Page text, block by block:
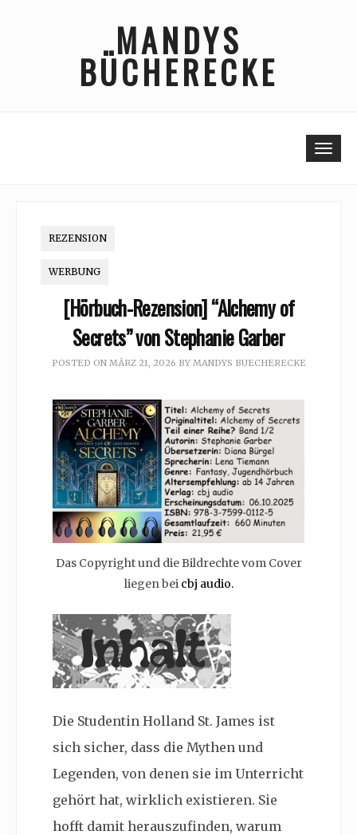
MANDYS
BÜCHERECKE
REZENSION
WERBUNG
[Hörbuch-Rezension] “Alchemy of
Secrets” von Stephanie Garber
POSTED ON MÄRZ 21, 2026 BY MANDYS BUECHERECKE
Das Copyright und die Bildrechte vom Cover
liegen bei cbj audio.
Die Studentin Holland St. James ist
sich sicher, dass die Mythen und
Legenden, von denen sie im Unterricht
gehört hat, wirklich existieren. Sie
hofft damit herauszufinden, warum